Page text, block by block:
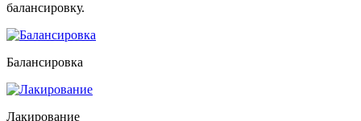
балансировку.
Балансировка
Лакирование